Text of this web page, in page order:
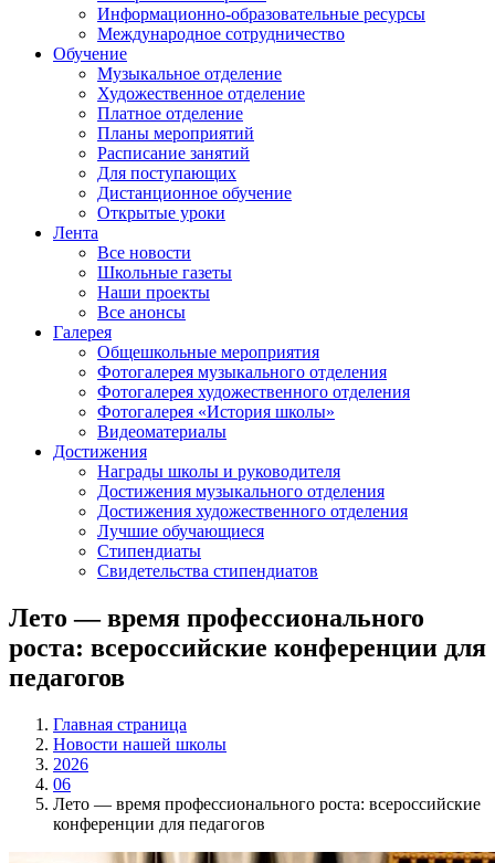
Информационно-образовательные ресурсы
Международное сотрудничество
Обучение
Музыкальное отделение
Художественное отделение
Платное отделение
Планы мероприятий
Расписание занятий
Для поступающих
Дистанционное обучение
Открытые уроки
Лента
Все новости
Школьные газеты
Наши проекты
Все анонсы
Галерея
Общешкольные мероприятия
Фотогалерея музыкального отделения
Фотогалерея художественного отделения
Фотогалерея «История школы»
Видеоматериалы
Достижения
Награды школы и руководителя
Достижения музыкального отделения
Достижения художественного отделения
Лучшие обучающиеся
Стипендиаты
Свидетельства стипендиатов
Лето — время профессионального
роста: всероссийские конференции для
педагогов
Главная страница
Новости нашей школы
2026
06
Лето — время профессионального роста: всероссийские
конференции для педагогов